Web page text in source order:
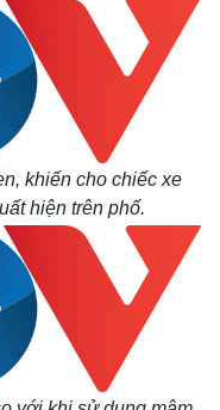
khiến cho chiếc xe
hiện trên phố.